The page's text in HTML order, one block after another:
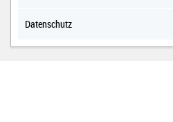
Datenschutz